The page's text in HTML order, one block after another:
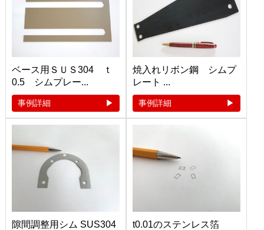
ベース用ＳＵＳ304 ｔ
0.5 シムプレー...
事例詳細
焼入れリボン鋼 シムプ
レート ...
事例詳細
隙間調整用シム SUS304
t0.01のステンレス箔